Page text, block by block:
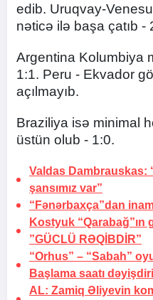
edib. Uruqvay-
nəticə ilə başa çatıb -
Argentina Kolumbiya
1:1. Peru - Ekvador
açılmayıb.
Braziliya isə minimal
üstün olub - 1:0.
Valdas Dambrauskas:
şansımız var”
“Fənərbaxça”dan
Kostyuk “Qarabağ”ın
”GÜCLÜ RƏQİBDİR”
“Orhus” – “Sabah”
Başlama saatı
AL: Zamiq Əliyevin